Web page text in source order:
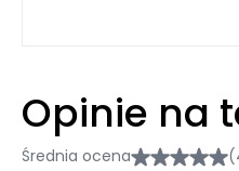
Opinie na
Średnia ocena